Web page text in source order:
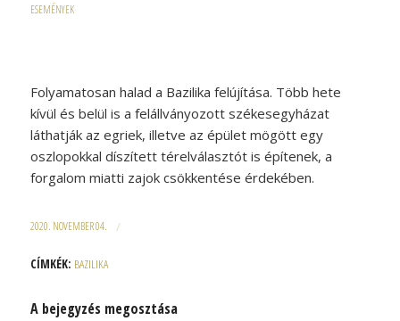
ESEMÉNYEK
Folyamatosan halad a Bazilika felújítása. Több hete
kívül és belül is a felállványozott székesegyházat
láthatják az egriek, illetve az épület mögött egy
oszlopokkal díszített térelválasztót is építenek, a
forgalom miatti zajok csökkentése érdekében.
2020. NOVEMBER 04. /
CÍMKÉK: BAZILIKA
A bejegyzés megosztása